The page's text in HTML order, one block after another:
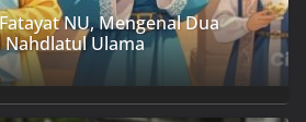
NU, Mengenal Dua
Nahdlatul Ulama